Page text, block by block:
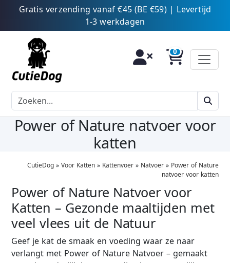
Gratis verzending vanaf €45 (BE €59) | Levertijd
1-3 werkdagen
Power of Nature natvoer voor
katten
CutieDog» Voor Katten» Kattenvoer» Natvoer» Power of Nature
natvoer voor katten
Power of Nature Natvoer voor
Katten – Gezonde maaltijden met
veel vlees uit de Natuur
Geef je kat de smaak en voeding waar ze naar
verlangt met Power of Nature Natvoer – gemaakt